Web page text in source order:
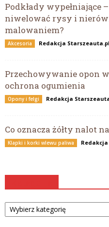
Podkłady wypełniające
niwelować rysy i
malowaniem?
Akcesoria Redakcja Starszeauta.pl
Przechowywanie opon
ochrona ogumienia
Opony i felgi Redakcja
Co oznacza żółty nalot
Klapki i korki wlewu paliwa Redakcja
Kategorie